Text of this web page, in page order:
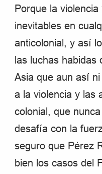
Porque la
inevitables en
anticolonial, y así
las luchas
Asia que aun así
a la violencia y las
colonial, que
desafía con la
seguro que Pérez
bien los casos del